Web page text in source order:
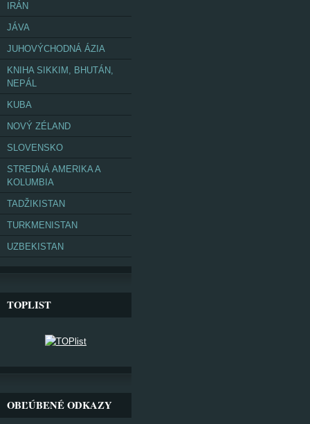
IRÁN
JÁVA
JUHOVÝCHODNÁ ÁZIA
KNIHA SIKKIM, BHUTÁN,
NEPÁL
KUBA
NOVÝ ZÉLAND
SLOVENSKO
STREDNÁ AMERIKA A
KOLUMBIA
TADŽIKISTAN
TURKMENISTAN
UZBEKISTAN
TOPLIST
OBĽÚBENÉ ODKAZY